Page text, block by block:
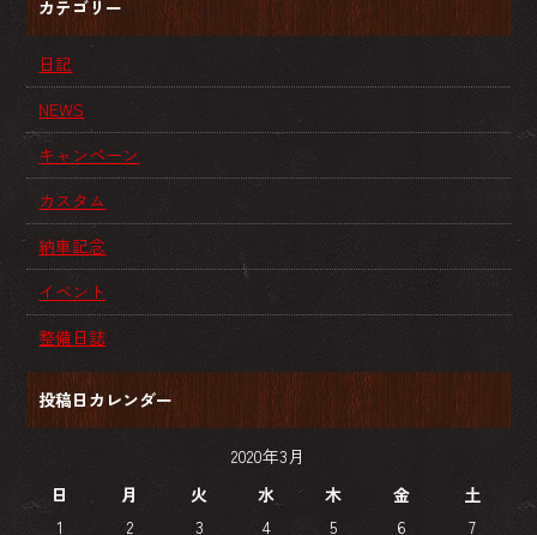
カテゴリー
日記
NEWS
キャンペーン
カスタム
納車記念
イベント
整備日誌
投稿日カレンダー
2020年3月
日
月 火 水 木 金
土
1
2 3 4 5 6 7